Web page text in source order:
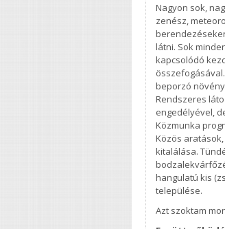
Nagyon sok,
zenész,
látni. Sok
kapcsolódó
beporzó
Rendszeres
engedélyével,
Közmunka
Közös
kitalálása.
hangulatú kis
települése.
Azt szoktam